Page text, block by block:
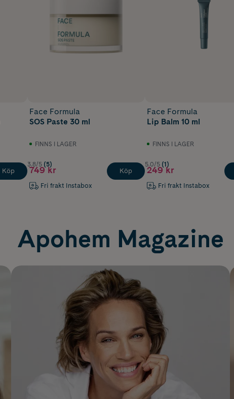
Köp
Face Formula
SOS Paste 30 ml
FINNS I LAGER
3.8/5 (5)
749 kr
Fri frakt Instabox
Köp
Face Formula
Lip Balm 10 ml
FINNS I LAGER
5.0/5 (1)
249 kr
Fri frakt Instabox
Apohem Magazine